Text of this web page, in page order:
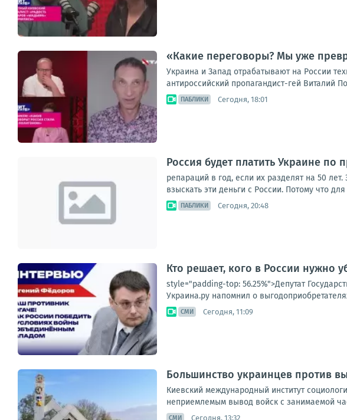
«Какие переговоры? Мы уже
Украина и Запад отрабатывают на России
антироссийский пропагандист-гей Виталий
ПАБЛИКИ Сегодня, 18:01
Россия будет платить Украине по
репараций в год, если их разделят на 50
взыскать эти деньги с России. Потому что
ПАБЛИКИ Сегодня, 20:48
Кто решает, кого в России нужно
style="padding-top: 56.25%">Депутат
Украина.ру напомнил о
СМИ Сегодня, 11:09
Большинство украинцев против
Киевский международный институт
неприемлемым вывод войск с занимаемой
СМИ Сегодня, 13:32